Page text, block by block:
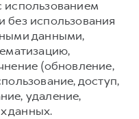
без использования
данными,
(обновление,
доступ,
удаление,
данных.